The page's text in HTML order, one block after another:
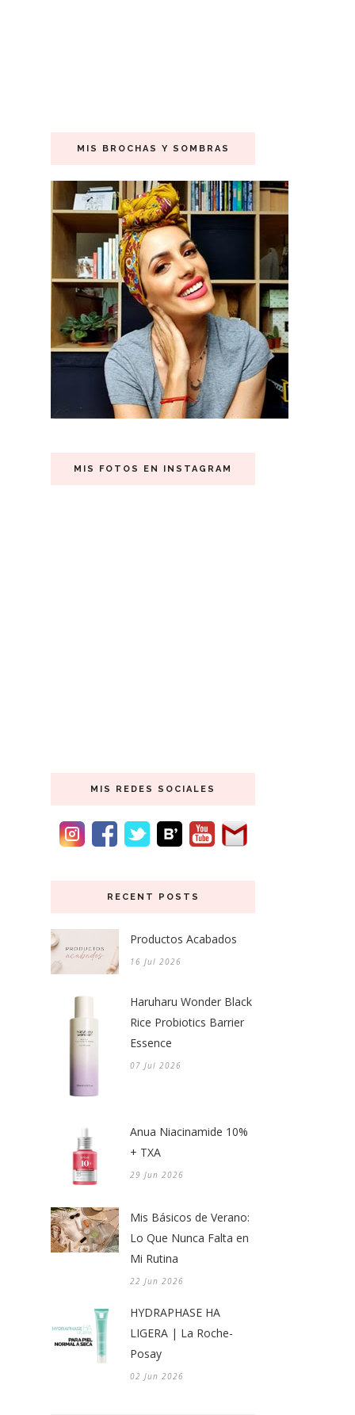
MIS BROCHAS Y SOMBRAS
MIS FOTOS EN INSTAGRAM
MIS REDES SOCIALES
RECENT POSTS
Productos Acabados
16 Jul 2026
Haruharu Wonder Black
Rice Probiotics Barrier
Essence
07 Jul 2026
Anua Niacinamide 10%
+ TXA
29 Jun 2026
Mis Básicos de Verano:
Lo Que Nunca Falta en
Mi Rutina
22 Jun 2026
HYDRAPHASE HA
LIGERA | La Roche-
Posay
02 Jun 2026